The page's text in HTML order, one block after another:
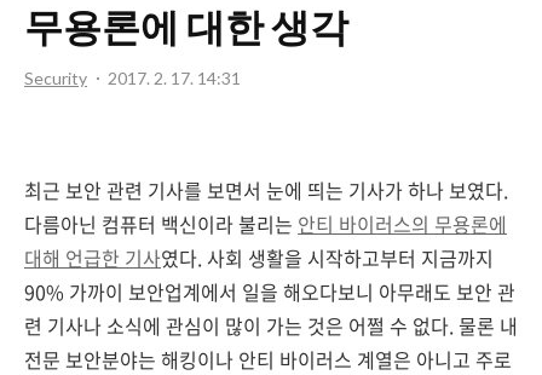
무용론에 대한 생각
Security 2017. 2. 17. 14:31
최근 보안 관련 기사를 보면서 눈에 띄는 기사가 하나 보였다.
다름아닌 컴퓨터 백신이라 불리는 안티 바이러스의 무용론에
대해 언급한 기사였다. 사회 생활을 시작하고부터 지금까지
90% 가까이 보안업계에서 일을 해오다보니 아무래도 보안 관
련 기사나 소식에 관심이 많이 가는 것은 어쩔 수 없다. 물론 내
전문 보안분야는 해킹이나 안티 바이러스 계열은 아니고 주로